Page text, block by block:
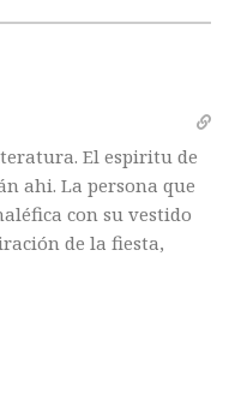
El espiritu de
ahi. La persona que
con su vestido
de la fiesta,